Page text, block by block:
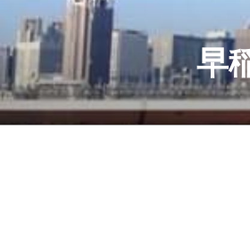
テ
ン
ツ
へ
早